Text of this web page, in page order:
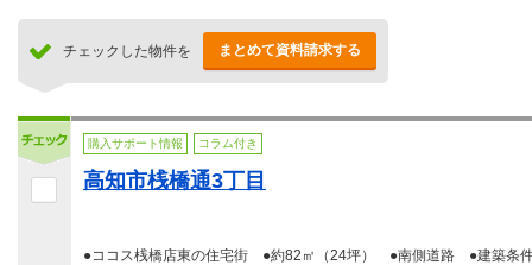
チェックした物件を まとめて資料請求する
購入サポート情報 コラム付き
高知市桟橋通3丁目
●ココス桟橋店東の住宅街 ●約82㎡（24坪） ●南側道路 ●建築条